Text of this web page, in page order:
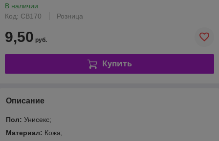
В наличии
Код: CB170
Розница
9,50 руб.
Купить
Описание
Пол: Унисекс;
Материал: Кожа;